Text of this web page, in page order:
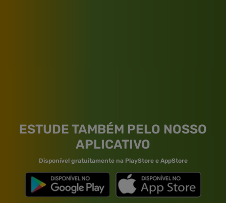
ESTUDE TAMBÉM PELO NOSSO
APLICATIVO
Disponível gratuitamente na PlayStore e AppStore